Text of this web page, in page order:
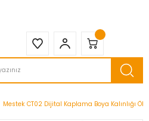
Mestek CT02 Dijital Kaplama Boya Kalınlığı